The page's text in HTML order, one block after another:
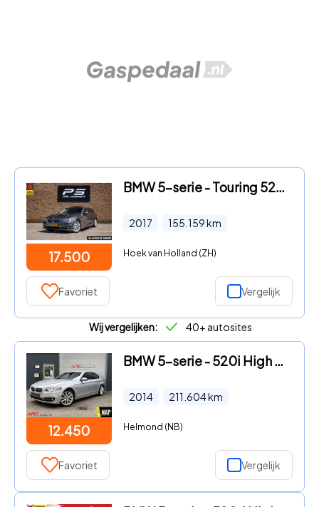
17.500
BMW 5-serie - Touring 520i Luxury Edition, NAP, Pano, Leder
2017 155.159km
Hoek van Holland (ZH)
Favoriet Vergelijk
Wij vergelijken: 40+ autosites
12.450
BMW 5-serie - 520i High Luxury Edition Topstaat
2014 211.604km
Helmond (NB)
Favoriet Vergelijk